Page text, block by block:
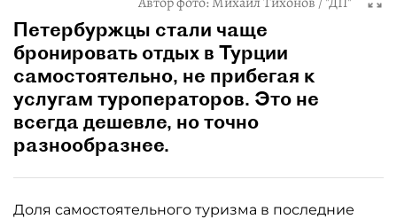
Петербуржцы стали чаще
бронировать отдых в Турции
самостоятельно, не прибегая к
услугам туроператоров. Это не
всегда дешевле, но точно
разнообразнее.
Доля самостоятельного туризма в последние